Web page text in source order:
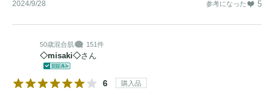
2024/9/28 参考になった 5
50歳混合肌 151件
◇misaki◇さん
6 購入品